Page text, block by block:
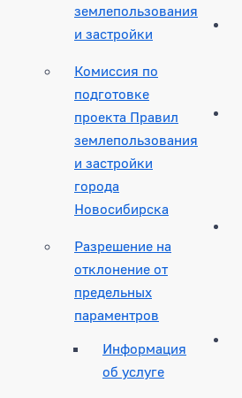
землепользования
и застройки
Комиссия по
подготовке
проекта Правил
землепользования
и застройки
города
Новосибирска
Разрешение на
отклонение от
предельных
параментров
Информация
об услуге